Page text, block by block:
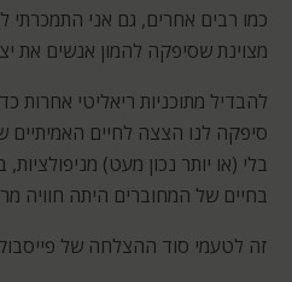
כמו רבים אחרים, גם אני התמכרתי
מצוינת שסיפקה להמון אנשים את
להבדיל מתוכניות ריאליטי אחרות
סיפקה לנו הצצה לחיים האמיתיים
בלי (או יותר נכון מעט)
בחיים של המחוברים היתה חוויה
זה לטעמי סוד ההצלחה של